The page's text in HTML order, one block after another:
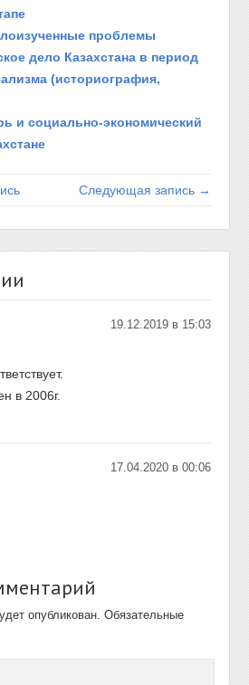
проблемы
дело Казахстана в период
(историография,
и социально-экономический
Следующая запись →
19.12.2019 в 15:03
в 2006г.
17.04.2020 в 00:06
опубликован. Обязательные